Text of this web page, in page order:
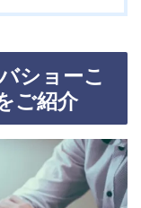
ショーこ
ご紹介